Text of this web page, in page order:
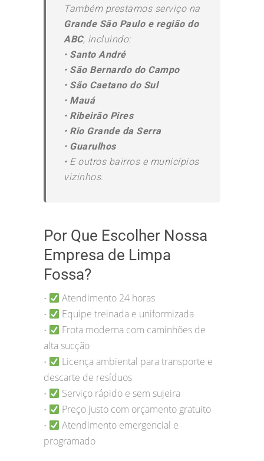
Também prestamos serviço na
Grande São Paulo e região do
ABC, incluindo:
• Santo André
• São Bernardo do Campo
• São Caetano do Sul
• Mauá
• Ribeirão Pires
• Rio Grande da Serra
• Guarulhos
• E outros bairros e municípios
vizinhos.
Por Que Escolher Nossa
Empresa de Limpa
Fossa?
• Atendimento 24 horas
• Equipe treinada e uniformizada
•
Frota moderna com caminhões de
alta sucção
•
Licença ambiental para transporte e
descarte de resíduos
• Serviço rápido e sem sujeira
• Preço justo com orçamento gratuito
•
Atendimento emergencial e
programado